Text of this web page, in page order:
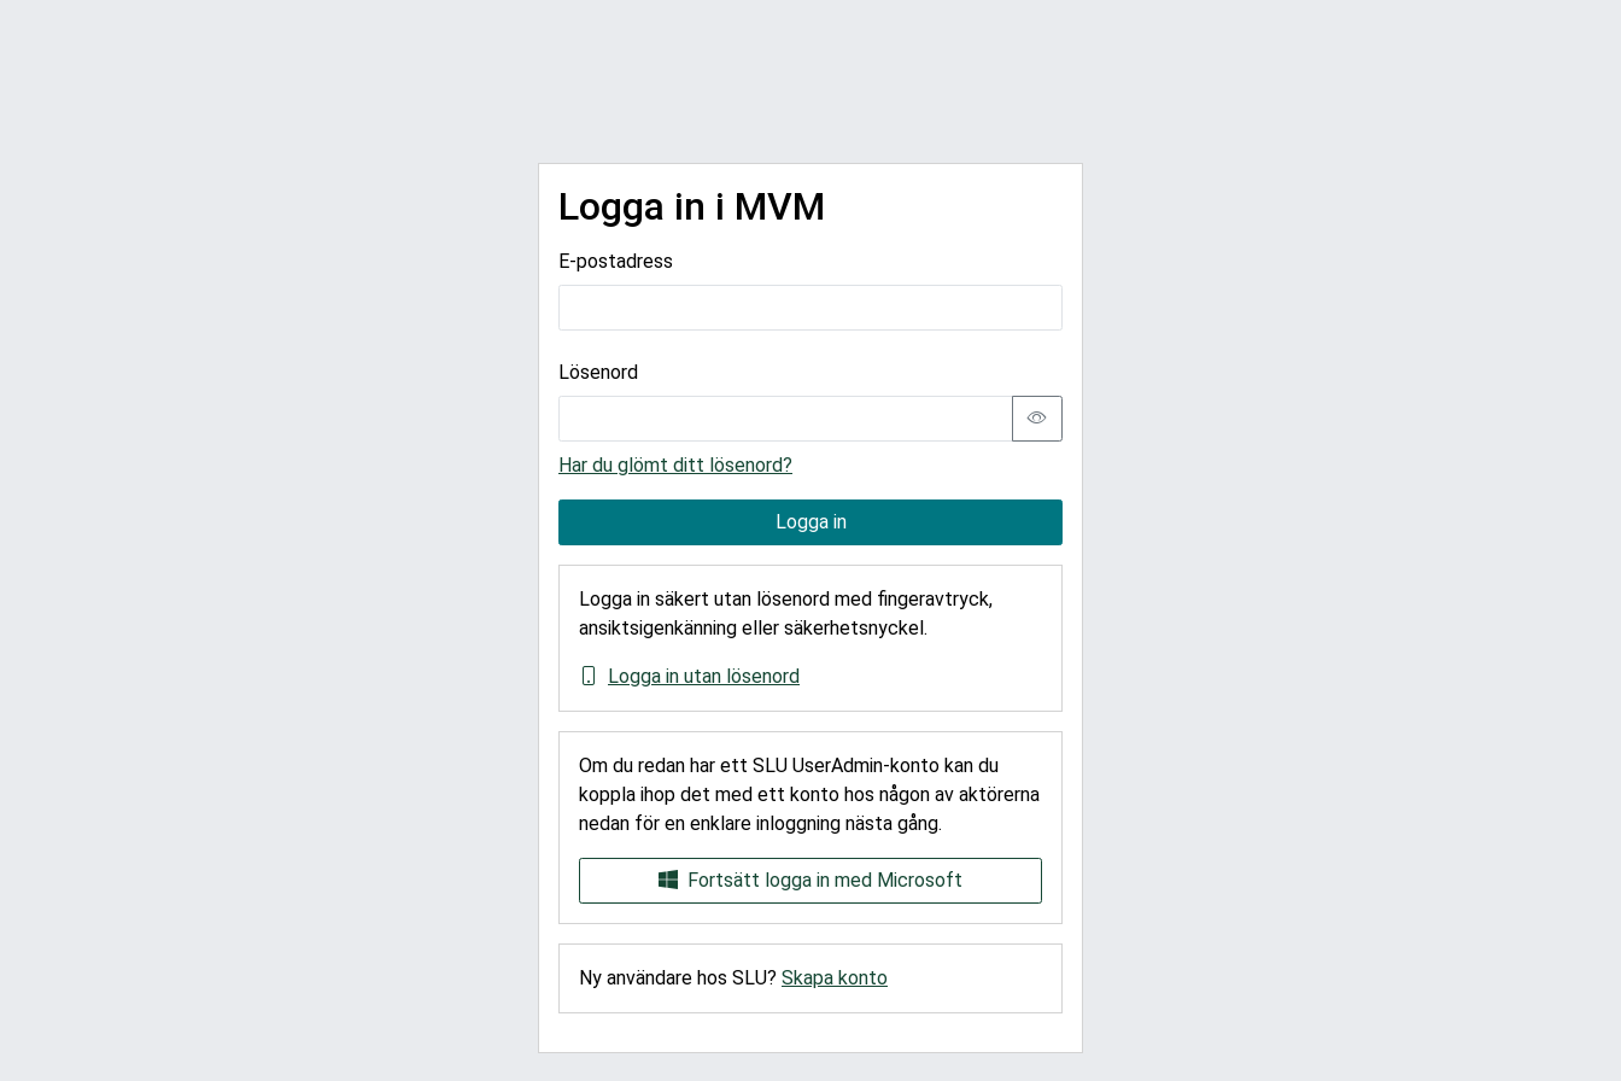
Logga in i MVM
E-postadress
Lösenord
Har du glömt ditt lösenord?
Logga in
Logga in säkert utan lösenord med fingeravtryck,
ansiktsigenkänning eller säkerhetsnyckel.
Logga in utan lösenord
Om du redan har ett SLU UserAdmin-konto kan du
koppla ihop det med ett konto hos någon av aktörerna
nedan för en enklare inloggning nästa gång.
Fortsätt logga in med Microsoft
Ny användare hos SLU? Skapa konto